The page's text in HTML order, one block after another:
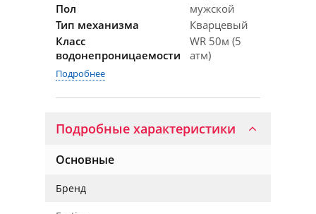
Пол
мужской
Тип механизма
Кварцевый
Класс
водонепроницаемости
WR 50м (5
атм)
Подробнее
Подробные характеристики
Основные
Бренд